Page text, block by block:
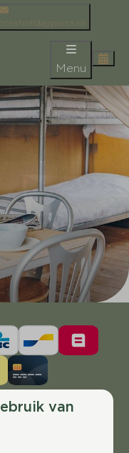
Menu
van